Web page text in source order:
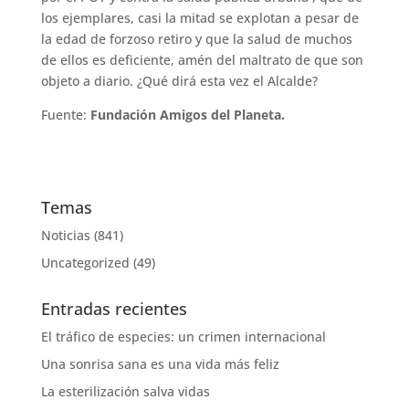
los ejemplares, casi la mitad se explotan a pesar de
la edad de forzoso retiro y que la salud de muchos
de ellos es deficiente, amén del maltrato de que son
objeto a diario. ¿Qué dirá esta vez el Alcalde?
Fuente: Fundación Amigos del Planeta.
Temas
Noticias (841)
Uncategorized (49)
Entradas recientes
El tráfico de especies: un crimen internacional
Una sonrisa sana es una vida más feliz
La esterilización salva vidas